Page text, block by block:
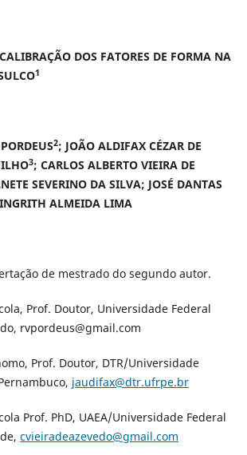
DOS FATORES DE FORMA NA
1
2; JOÃO ALDIFAX CÉZAR DE
3; CARLOS ALBERTO VIEIRA DE
SEVERINO DA SILVA; JOSÉ DANTAS
ALMEIDA LIMA
de mestrado do segundo autor.
Prof. Doutor, Universidade Federal
rvpordeus@gmail.com
Prof. Doutor, DTR/Universidade
jaudifax@dtr.ufrpe.br
Prof. PhD, UAEA/Universidade Federal
cvieiradeazevedo@gmail.com